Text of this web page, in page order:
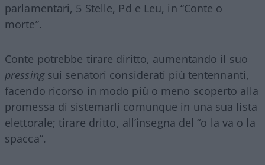
parlamentari, 5 Stelle, Pd e Leu, in “Conte o
morte”.
Conte potrebbe tirare diritto, aumentando il suo
pressing sui senatori considerati più tentennanti,
facendo ricorso in modo più o meno scoperto alla
promessa di sistemarli comunque in una sua lista
elettorale; tirare dritto, all’insegna del “o la va o la
spacca”.